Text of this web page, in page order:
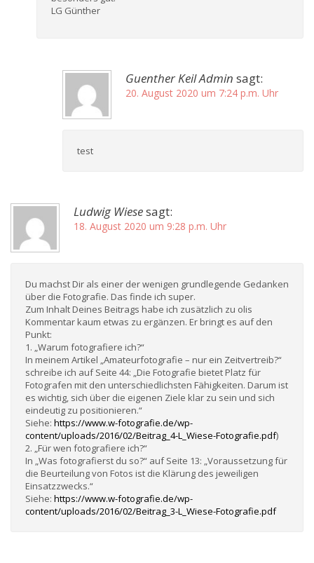
LG Günther
Guenther Keil Admin sagt:
20. August 2020 um 7:24 p.m. Uhr
test
Ludwig Wiesesagt:
18. August 2020 um 9:28 p.m. Uhr
Du machst Dir als einer der wenigen grundlegende Gedanken
über die Fotografie. Das finde ich super.
Zum Inhalt Deines Beitrags habe ich zusätzlich zu olis
Kommentar kaum etwas zu ergänzen. Er bringt es auf den
Punkt:
1. „Warum fotografiere ich?“
In meinem Artikel „Amateurfotografie – nur ein Zeitvertreib?“
schreibe ich auf Seite 44: „Die Fotografie bietet Platz für
Fotografen mit den unterschiedlichsten Fähigkeiten. Darum ist
es wichtig, sich über die eigenen Ziele klar zu sein und sich
eindeutig zu positionieren.“
Siehe: https://www.w-fotografie.de/wp-
content/uploads/2016/02/Beitrag_4-L_Wiese-Fotografie.pdf)
2. „Für wen fotografiere ich?“
In „Was fotografierst du so?“ auf Seite 13: „Voraussetzung für
die Beurteilung von Fotos ist die Klärung des jeweiligen
Einsatzzwecks.“
Siehe: https://www.w-fotografie.de/wp-
content/uploads/2016/02/Beitrag_3-L_Wiese-Fotografie.pdf